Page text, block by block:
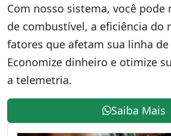
Com nosso sistema, você
de combustível, a eficiência do
fatores que afetam sua linha
Economize dinheiro e otimize
a telemetria.
Saiba Mais